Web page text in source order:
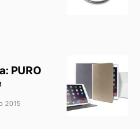
PURO
2015